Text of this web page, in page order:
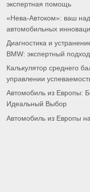
экспертная помощь
«Нева-Автоком»: ваш
автомобильных
Диагностика и
BMW: экспертный
Калькулятор среднего
управлении
Автомобиль из Европы:
Идеальный Выбор
Автомобиль из Европы